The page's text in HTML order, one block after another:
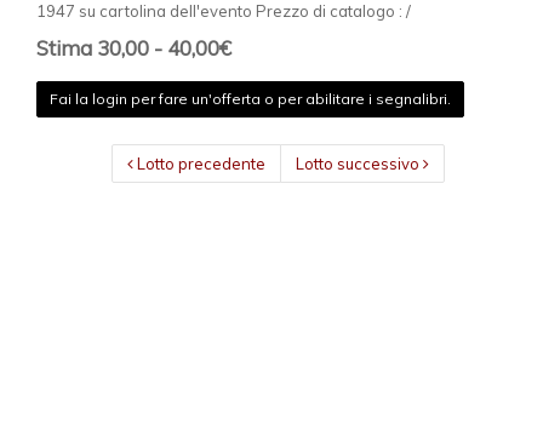
1947 su cartolina dell'evento Prezzo di catalogo : /
Stima 30,00 - 40,00€
Fai la login per fare un'offerta o per abilitare i segnalibri.
Lotto precedente Lotto successivo